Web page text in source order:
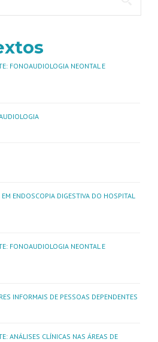
FONOAUDIOLOGIA NEONTAL E
ENDOSCOPIA DIGESTIVA DO HOSPITAL
FONOAUDIOLOGIA NEONTAL E
INFORMAIS DE PESSOAS DEPENDENTES
ANÁLISES CLÍNICAS NAS ÁREAS DE